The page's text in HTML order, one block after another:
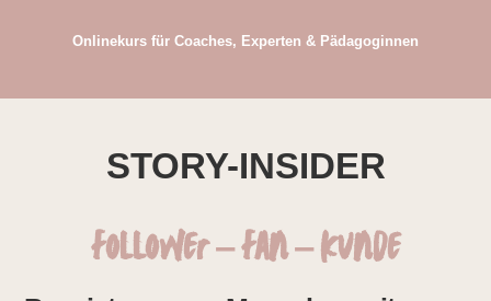
Onlinekurs für Coaches, Experten & Pädagoginnen
STORY-INSIDER
Follower – Fan – Kunde